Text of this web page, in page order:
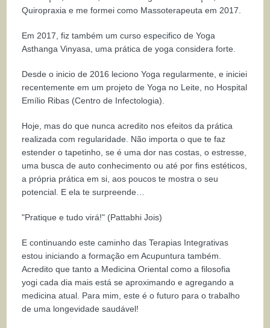
Quiropraxia e me formei como Massoterapeuta em 2017.
Em 2017, fiz também um curso especifico de Yoga
Asthanga Vinyasa, uma prática de yoga considera forte.
Desde o inicio de 2016 leciono Yoga regularmente, e iniciei
recentemente em um projeto de Yoga no Leite, no Hospital
Emílio Ribas (Centro de Infectologia).
Hoje, mas do que nunca acredito nos efeitos da prática
realizada com regularidade. Não importa o que te faz
estender o tapetinho, se é uma dor nas costas, o estresse,
uma busca de auto conhecimento ou até por fins estéticos,
a própria prática em si, aos poucos te mostra o seu
potencial. E ela te surpreende…
"Pratique e tudo virá!" (Pattabhi Jois)
E continuando este caminho das Terapias Integrativas
estou iniciando a formação em Acupuntura também.
Acredito que tanto a Medicina Oriental como a filosofia
yogi cada dia mais está se aproximando e agregando a
medicina atual. Para mim, este é o futuro para o trabalho
de uma longevidade saudável!